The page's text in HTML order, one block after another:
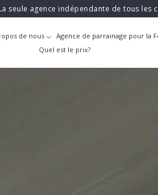
seule agence indépendante de tous
de nous Agence de parrainage pour la
Quel est le prix?